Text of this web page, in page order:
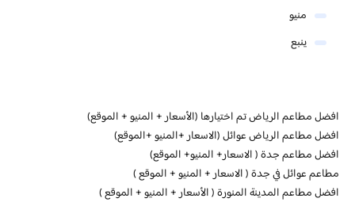
منيو
ينبع
افضل مطاعم الرياض تم اختيارها (الأسعار + المنيو + الموقع)
افضل مطاعم الرياض عوائل (الاسعار +المنيو +الموقع)
افضل مطاعم جدة ( الاسعار+ المنيو+ الموقع)
مطاعم عوائل في جدة ( الاسعار + المنيو + الموقع )
افضل مطاعم المدينة المنورة ( الأسعار + المنيو + الموقع )